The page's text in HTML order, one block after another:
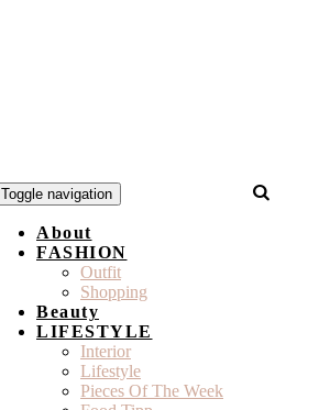
Toggle navigation
About
FASHION
Outfit
Shopping
Beauty
LIFESTYLE
Interior
Lifestyle
Pieces Of The Week